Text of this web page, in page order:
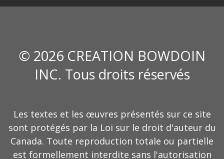
© 2026 CREATION BOWDOIN
INC. Tous droits réservés
Les textes et les œuvres présentés sur ce site
sont protégés par la Loi sur le droit d'auteur du
Canada. Toute reproduction totale ou partielle
est formellement interdite sans l'autorisation